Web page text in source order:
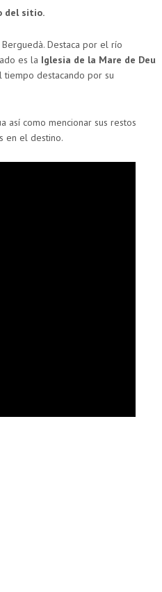
del sitio.
Destaca por el río
es la Iglesia de la Mare de Deu
destacando por su
así como mencionar sus restos
en el destino.